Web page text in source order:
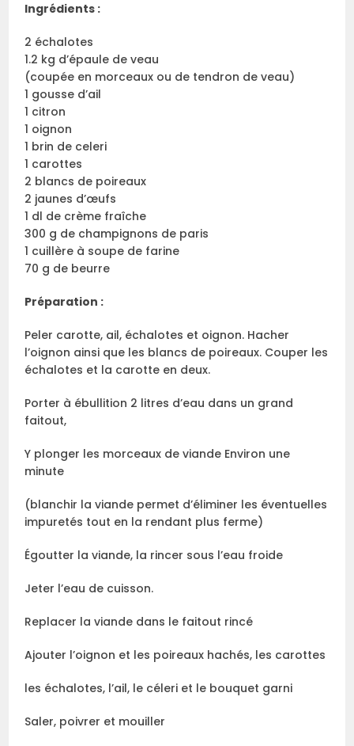
Ingrédients :
2 échalotes
1.2 kg d’épaule de veau
(coupée en morceaux ou de tendron de veau)
1 gousse d’ail
1 citron
1 oignon
1 brin de celeri
1 carottes
2 blancs de poireaux
2 jaunes d’œufs
1 dl de crème fraîche
300 g de champignons de paris
1 cuillère à soupe de farine
70 g de beurre
Préparation :
Peler carotte, ail, échalotes et oignon. Hacher
l’oignon ainsi que les blancs de poireaux. Couper les
échalotes et la carotte en deux.
Porter à ébullition 2 litres d’eau dans un grand
faitout,
Y plonger les morceaux de viande Environ une
minute
(blanchir la viande permet d’éliminer les éventuelles
impuretés tout en la rendant plus ferme)
Égoutter la viande, la rincer sous l’eau froide
Jeter l’eau de cuisson.
Replacer la viande dans le faitout rincé
Ajouter l’oignon et les poireaux hachés, les carottes
les échalotes, l’ail, le céleri et le bouquet garni
Saler, poivrer et mouiller